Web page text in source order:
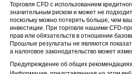
Торговля CFD с использованием
значительным риском и может не
поскольку можно потерять больше, чем
инвестиции. При торговле нашими CFD-
прав или обязательств в отношении
Прошлые результаты не являются
а налоговое законодательство может
Предупреждение об общих